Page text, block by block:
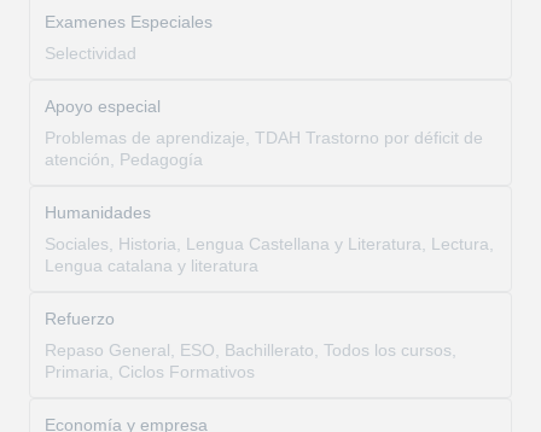
Examenes Especiales
Selectividad
Apoyo especial
Problemas de aprendizaje, TDAH Trastorno por déficit de
atención, Pedagogía
Humanidades
Sociales, Historia, Lengua Castellana y Literatura, Lectura,
Lengua catalana y literatura
Refuerzo
Repaso General, ESO, Bachillerato, Todos los cursos,
Primaria, Ciclos Formativos
Economía y empresa